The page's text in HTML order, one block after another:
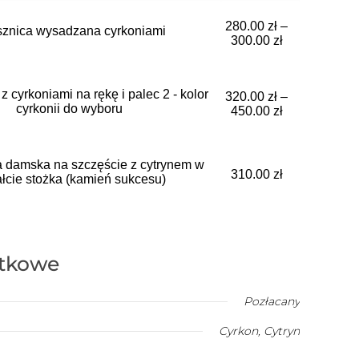
wysadzana cyrkoniami 280.00 zł –
300.00 zł
cyrkoniami na rękę i palec 2 - kolor
cyrkonii do wyboru
320.00 zł –
450.00 zł
damska na szczęście z cytrynem w
stożka (kamień sukcesu)
310.00 zł
Pozłacany
Cyrkon, Cytryn